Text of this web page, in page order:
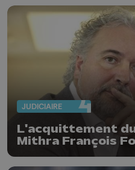
JUDICIAIRE
L'acquittement
Mithra François